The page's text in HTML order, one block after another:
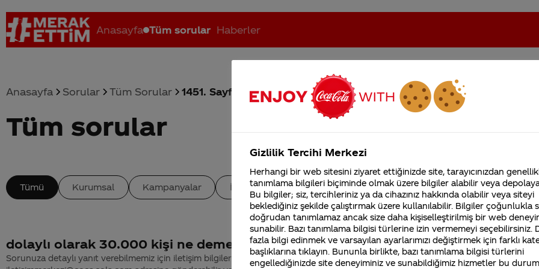
Anasayfa Tüm sorular Haberler
Coca-Cola nerenin malı? Coca cola İsrail malı mı Yani ... Coca-Cola'nın Filistin'de fabr...
Anasayfa Sorular Tüm Sorular 1451. Sayfa
Tüm sorular
Tümü Kurumsal Kampanyalar İçerik Sürdürülebilirlik Marka
dolaylı olarak 30.000 kişi ne demek?
Sorunuza detaylı yanıt verebilmemiz için iletişim bilgilerinizi
coco cola nin icinde istavrit havyari
soyleniliyor dogru mu ?
Kurumsal
4355 Soru
Coca-Cola Şirketi
merak ettikleriniz.
Fabrikalarımız,
sertifikalarımız, faaliyet
gösterdiğimiz ülkeler,
tarihçemiz ve daha
Gizlilik Tercihi Merkezi
Herhangi bir web sitesini ziyaret ettiğinizde site, tarayıcınızdan
tanımlama bilgileri biçiminde olmak üzere bilgiler alabilir veya
Bu bilgiler; siz, tercihleriniz ya da cihazınız hakkında olabilir veya siteyi
beklediğiniz şekilde çalıştırmak üzere kullanılabilir. Bilgiler çoğunlukla
doğrudan tanımlamaz ancak size daha kişiselleştirilmiş bir web
sunabilir. Bazı tanımlama bilgisi türlerine izin vermemeyi seçebilirsiniz.
fazla bilgi edinmek ve varsayılan ayarlarımızı değiştirmek için farklı
başlıklarına tıklayın. Bununla birlikte, bazı tanımlama bilgisi türlerini
engellediğinizde site deneyiminiz ve sunabildiğimiz hizmetler bu